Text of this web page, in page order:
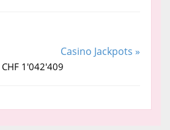
Casino Jackpots »
1'042'409